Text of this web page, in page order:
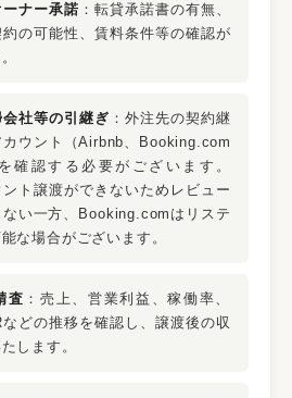
ナー承諾 ：転貸承諾書の有無、
の可能性、賃料条件等の確認が
社等の引継ぎ ：外注先の契約継
ウント（Airbnb、Booking.com
確認する必要がございます。
ト譲渡ができないためレビュー
い一方、Booking.comはリステ
な場合がございます。
査 ：売上、営業利益、稼働率、
どの推移を確認し、譲渡後の収
します。